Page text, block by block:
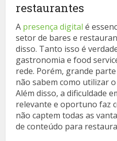
restaurantes
A presença digital é
setor de bares e
disso. Tanto isso é
gastronomia e food
rede. Porém, grande
não sabem como utilizar
Além disso, a dificuldade
relevante e oportuno faz
não captem todas as
de conteúdo para